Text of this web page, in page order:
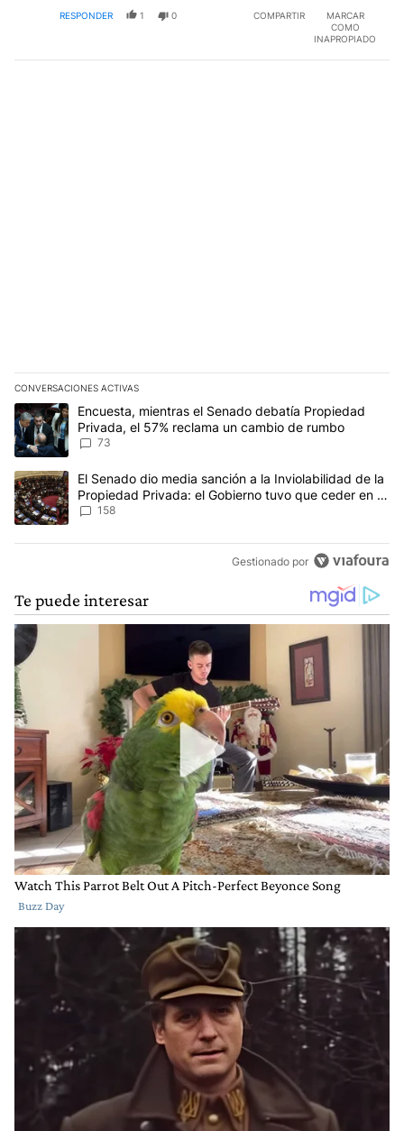
RESPONDER 1 0 COMPARTIR
MARCAR
COMO
INAPROPIADO
CONVERSACIONES ACTIVAS
Este listado muestra los artículos con más comentarios en los
Un artículo de tendencia con el título "Encuesta, mientras el
Encuesta, mientras el Senado debatía Propiedad
Privada, el 57% reclama un cambio de rumbo
73
Un artículo de tendencia con el título "El Senado dio media
El Senado dio media sanción a la Inviolabilidad de la
Propiedad Privada: el Gobierno tuvo que ceder en la
Ley del Manejo del Fuego
158
Gestionado por